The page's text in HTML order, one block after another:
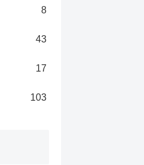
8
43
17
103